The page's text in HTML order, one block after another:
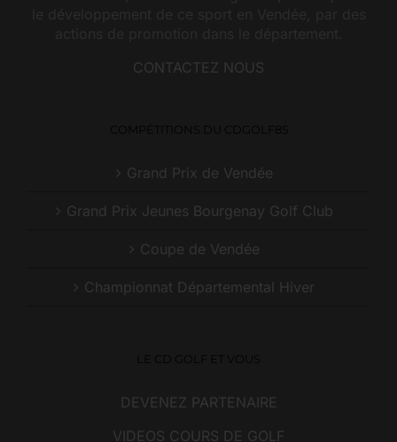
CONTACTEZ NOUS
Grand Prix de Vendée
Grand Prix Jeunes Bourgenay Golf Club
Coupe de Vendée
Championnat Départemental Hiver
DEVENEZ PARTENAIRE
VIDEOS COURS DE GOLF